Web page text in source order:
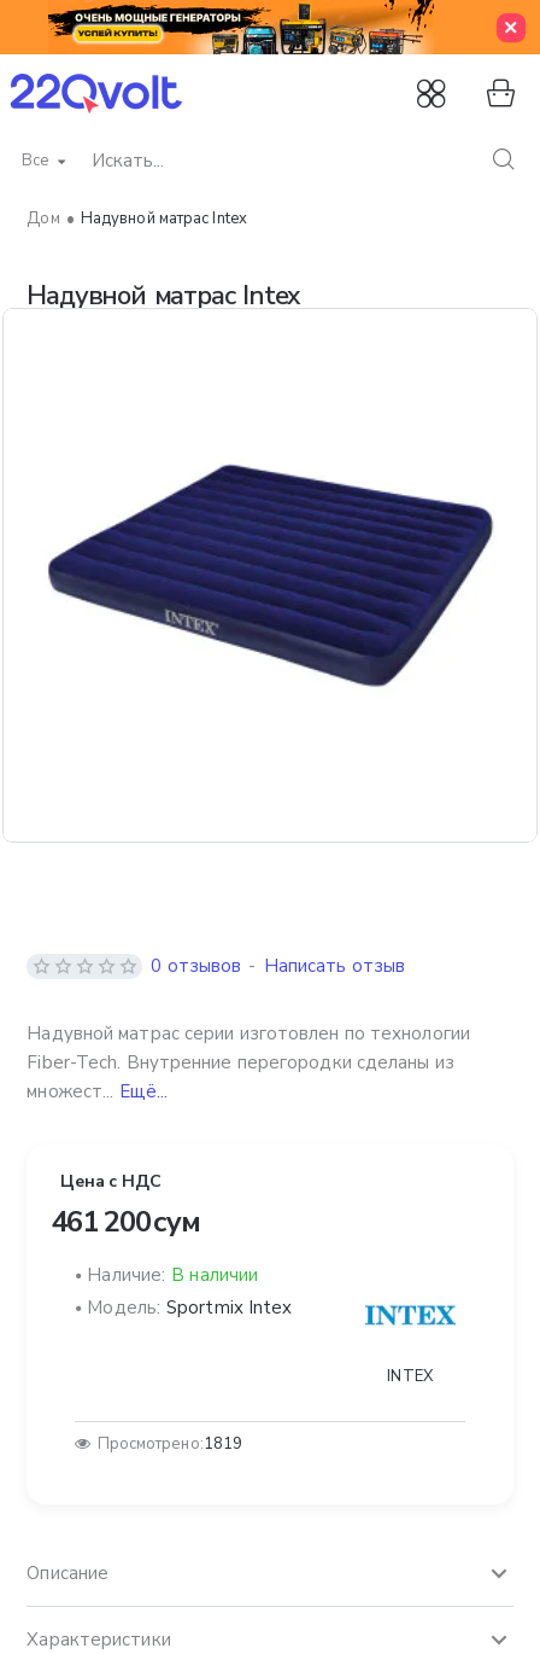
Все
Искать...
Надувной матрас Intex
Надувной матрас Intex
Надувной матрас серии изготовлен по технологии
Fiber-Tech. Внутренние перегородки сделаны из
множест... Ещё...
0 отзывов - Написать отзыв
Цена с НДС
461 200 сум
Наличие: В наличии
Модель: Sportmix Intex
INTEX
Просмотрено:1819
Описание
Характеристики